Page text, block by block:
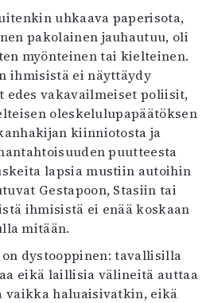
uhkaava paperisota,
pakolainen jauhautuu, oli
myönteinen tai kielteinen.
ihmisistä ei näyttäydy
edes vakavailmeiset poliisit,
oleskelulupapäätöksen
kiinniotosta ja
puutteesta
lapsia mustiin autoihin
Gestapoon, Stasiin tai
ihmisistä ei enää koskaan
mitään.
on dystooppinen: tavallisilla
eikä laillisia välineitä auttaa
haluaisivatkin, eikä